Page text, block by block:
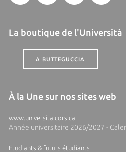
La boutique de l'Università
A BUTTEGUCCIA
À la Une sur nos sites web
www.universita.corsica
Année universitaire 2026/2027 -
Etudiants & futurs étudiants